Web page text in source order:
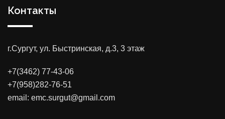
Контакты
г.Сургут, ул. Быстринская, д.3, 3 этаж
+7(3462) 77-43-06
+7(958)282-76-51
email: emc.surgut@gmail.com